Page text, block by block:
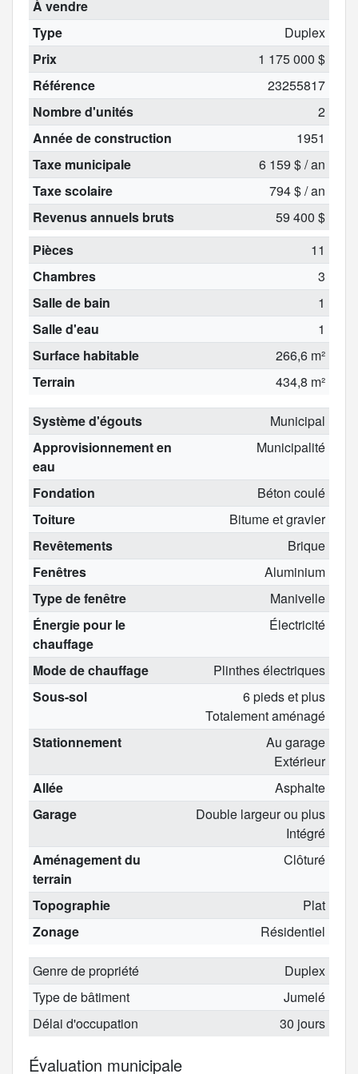
À vendre
Type
Duplex
Prix
1 175 000 $
Référence
23255817
Nombre d'unités
2
Année de construction
1951
Taxe municipale
6 159 $ / an
Taxe scolaire
794 $ / an
Revenus annuels bruts
59 400 $
Pièces
11
Chambres
3
Salle de bain
1
Salle d'eau
1
Surface habitable
266,6 m²
Terrain
434,8 m²
Système d'égouts
Municipal
Approvisionnement en
eau
Municipalité
Fondation
Béton coulé
Toiture
Bitume et gravier
Revêtements
Brique
Fenêtres
Aluminium
Type de fenêtre
Manivelle
Énergie pour le
chauffage
Électricité
Mode de chauffage
Plinthes électriques
Sous-sol
6 pieds et plus
Totalement aménagé
Stationnement
Au garage
Extérieur
Allée
Asphalte
Garage
Double largeur ou plus
Intégré
Aménagement du
terrain
Clôturé
Topographie
Plat
Zonage
Résidentiel
Genre de propriété
Duplex
Type de bâtiment
Jumelé
Délai d'occupation
30 jours
Évaluation municipale